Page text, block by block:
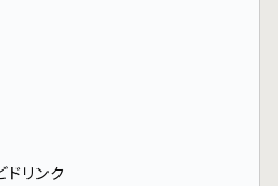
リンク